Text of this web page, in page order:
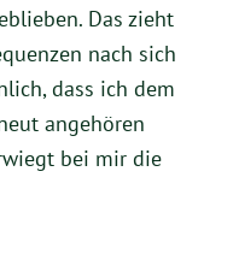
Das zieht
nach sich
dass ich dem
angehören
bei mir die